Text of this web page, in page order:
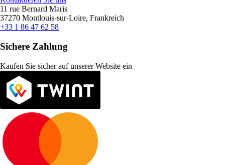
11 rue Bernard Maris
37270 Montlouis-sur-Loire, Frankreich
+33 1 86 47 62 58
Sichere Zahlung
Kaufen Sie sicher auf unserer Website ein